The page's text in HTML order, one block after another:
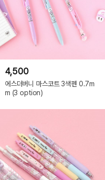
4,500
에스더버니 마스코트 3색펜 0.7m
m (3 option)